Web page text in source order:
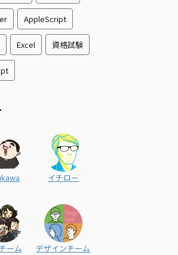
AppleScript
Excel 資格試験
イチロー
ーム デザインチーム